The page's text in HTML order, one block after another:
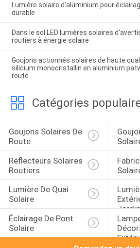
Lumière solaire d'aluminium pour
durable
Dans le sol LED lumières solaires
routiers à énergie solaire
Goujons actionnés solaires de haute
silicium monocristallin en aluminium
route
Catégories
Goujons Solaires De
Route
Réflecteurs Solaires
Routiers
Lumière De Quai
Solaire
Jardin
Éclairage De Pont
Solaire